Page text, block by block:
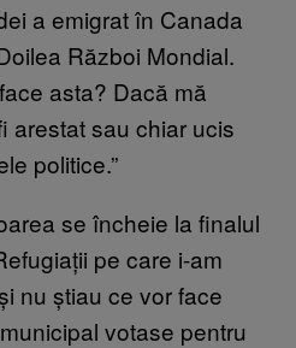
a emigrat în Canada
Război Mondial.
asta? Dacă mă
arestat sau chiar ucis
politice.”
se încheie la finalul
pe care i-am
nu știau ce vor face
votase pentru